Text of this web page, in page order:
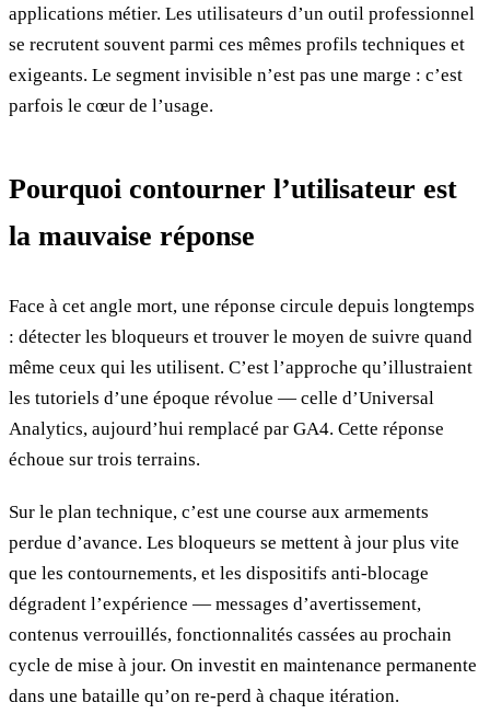
applications métier. Les utilisateurs d’un outil professionnel
se recrutent souvent parmi ces mêmes profils techniques et
exigeants. Le segment invisible n’est pas une marge : c’est
parfois le cœur de l’usage.
Pourquoi contourner l’utilisateur est
la mauvaise réponse
Face à cet angle mort, une réponse circule depuis longtemps
: détecter les bloqueurs et trouver le moyen de suivre quand
même ceux qui les utilisent. C’est l’approche qu’illustraient
les tutoriels d’une époque révolue — celle d’Universal
Analytics, aujourd’hui remplacé par GA4. Cette réponse
échoue sur trois terrains.
Sur le plan technique, c’est une course aux armements
perdue d’avance. Les bloqueurs se mettent à jour plus vite
que les contournements, et les dispositifs anti-blocage
dégradent l’expérience — messages d’avertissement,
contenus verrouillés, fonctionnalités cassées au prochain
cycle de mise à jour. On investit en maintenance permanente
dans une bataille qu’on re-perd à chaque itération.